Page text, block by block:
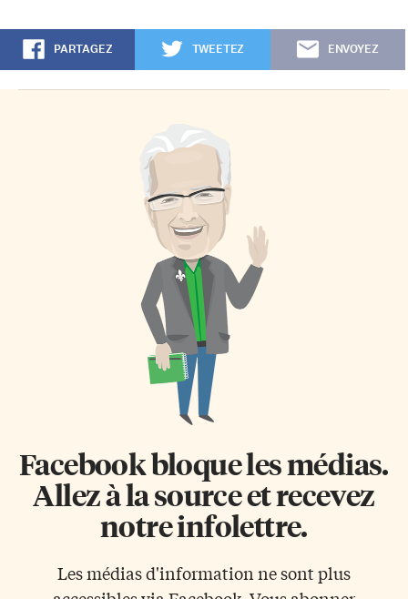
PARTAGEZ TWEETEZ ENVOYEZ
Facebook bloque les médias.
Allez à la source et recevez
notre infolettre.
Les médias d'information ne sont plus